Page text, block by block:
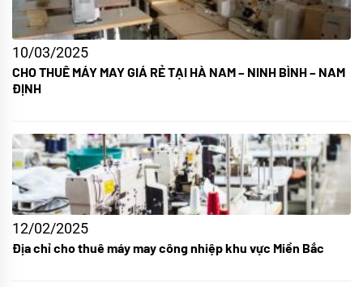
10/03/2025
CHO THUÊ MÁY MAY GIÁ RẺ TẠI HÀ NAM – NINH BÌNH – NAM
ĐỊNH
12/02/2025
Địa chỉ cho thuê máy may công nhiệp khu vực Miền Bắc